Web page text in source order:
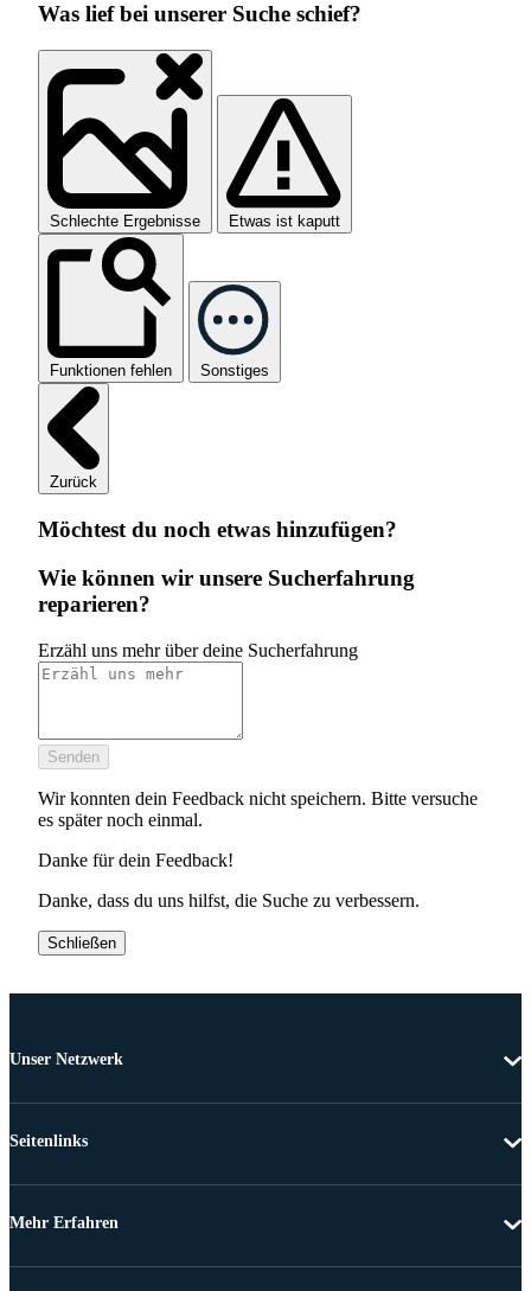
Was lief bei unserer Suche schief?
Schlechte Ergebnisse Etwas ist kaputt
Funktionen fehlen Sonstiges
Zurück
Möchtest du noch etwas hinzufügen?
Wie können wir unsere Sucherfahrung
reparieren?
Erzähl uns mehr über deine Sucherfahrung
Senden
Wir konnten dein Feedback nicht speichern. Bitte versuche
es später noch einmal.
Danke für dein Feedback!
Danke, dass du uns hilfst, die Suche zu verbessern.
Schließen
Unser Netzwerk
Seitenlinks
Mehr Erfahren